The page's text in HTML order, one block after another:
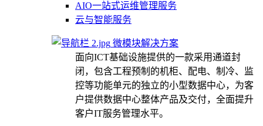
AIO一站式运维管理服务
云与智能服务
微模块解决方案
面向ICT基础设施提供的一款采用通道封
闭，包含工程预制的机柜、配电、制冷、监
控等功能单元的独立的小型数据中心，为客
户提供数据中心整体产品及交付，全面提升
客户IT服务管理水平。